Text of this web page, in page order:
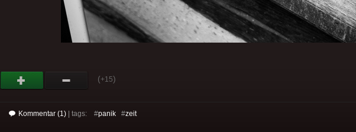
(+15)
Kommentar (1) | tags: #panik #zeit